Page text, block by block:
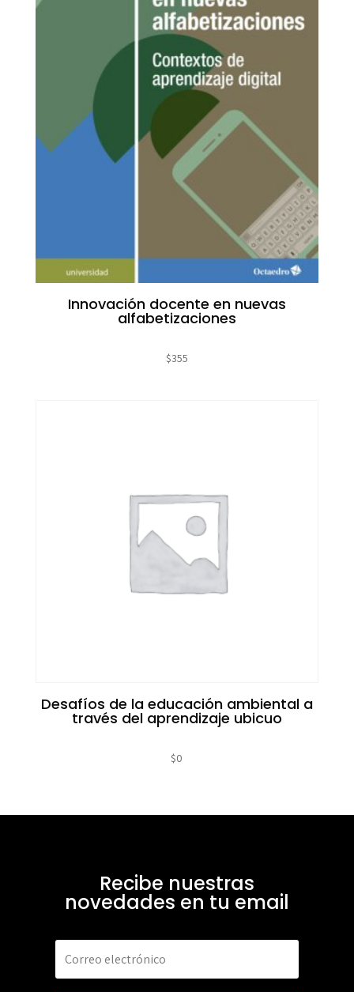
Innovación docente en nuevas
alfabetizaciones
$355
Desafíos de la educación ambiental a
través del aprendizaje ubicuo
$0
Recibe nuestras
novedades en tu email